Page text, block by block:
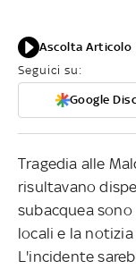
Ascolta Articolo
Seguici su:
Google
Tragedia alle
risultavano
subacquea
locali e la
L'incidente